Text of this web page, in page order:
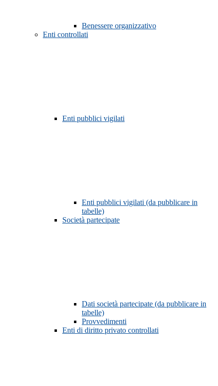
Benessere organizzativo
Enti controllati
Enti pubblici vigilati
Enti pubblici vigilati (da pubblicare in
tabelle)
Società partecipate
Dati società partecipate (da pubblicare in
tabelle)
Provvedimenti
Enti di diritto privato controllati